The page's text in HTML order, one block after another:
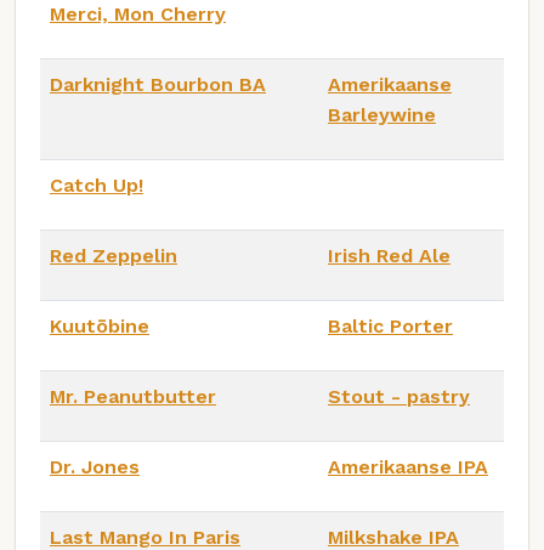
Merci, Mon Cherry
Darknight Bourbon BA
Amerikaanse
Barleywine
Catch Up!
Red Zeppelin Irish Red Ale
Kuutōbine Baltic Porter
Mr. Peanutbutter Stout - pastry
Dr. Jones Amerikaanse IPA
Last Mango In Paris Milkshake IPA